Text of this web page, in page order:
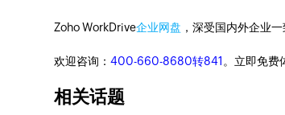
Zoho WorkDrive企业网盘 ，深受国内外企业
欢迎咨询：400-660-8680转841 。立即免费
相关话题